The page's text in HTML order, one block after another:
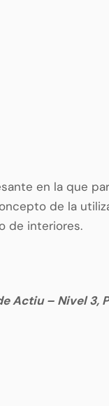
en la que
de la
de interiores.
Actiu – Nivel 3,